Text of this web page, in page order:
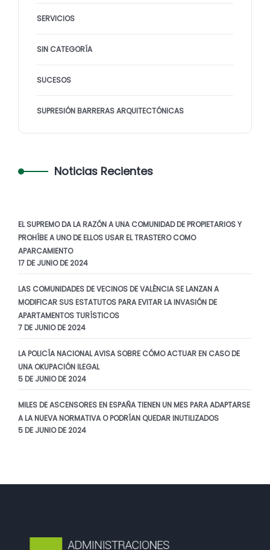
SERVICIOS
SIN CATEGORÍA
SUCESOS
SUPRESIÓN BARRERAS ARQUITECTÓNICAS
Noticias Recientes
EL SUPREMO DA LA RAZÓN A UNA COMUNIDAD DE PROPIETARIOS Y
PROHÍBE A UNO DE ELLOS USAR EL TRASTERO COMO
APARCAMIENTO
17 DE JUNIO DE 2024
LAS COMUNIDADES DE VECINOS DE VALÈNCIA SE LANZAN A
MODIFICAR SUS ESTATUTOS PARA EVITAR LA INVASIÓN DE
APARTAMENTOS TURÍSTICOS
7 DE JUNIO DE 2024
LA POLICÍA NACIONAL AVISA SOBRE CÓMO ACTUAR EN CASO DE
UNA OKUPACIÓN ILEGAL
5 DE JUNIO DE 2024
MILES DE ASCENSORES EN ESPAÑA TIENEN UN MES PARA ADAPTARSE
A LA NUEVA NORMATIVA O PODRÍAN QUEDAR INUTILIZADOS
5 DE JUNIO DE 2024